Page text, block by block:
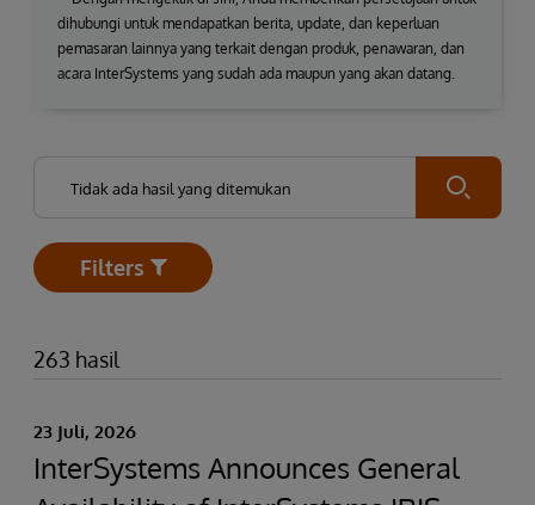
dihubungi untuk mendapatkan berita, update, dan keperluan
pemasaran lainnya yang terkait dengan produk, penawaran, dan
acara InterSystems yang sudah ada maupun yang akan datang.
Submit
Open
Filters
263 hasil
23 Juli, 2026
InterSystems Announces General